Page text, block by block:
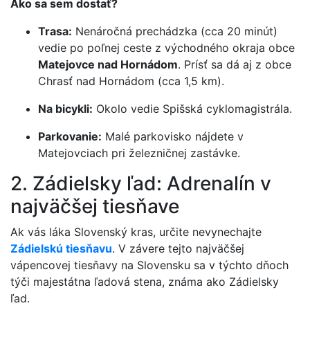
Ako sa sem dostať?
Trasa: Nenáročná prechádzka (cca 20 minút)
vedie po poľnej ceste z východného okraja obce
Matejovce nad Hornádom. Prísť sa dá aj z obce
Chrasť nad Hornádom (cca 1,5 km).
Na bicykli: Okolo vedie Spišská cyklomagistrála.
Parkovanie: Malé parkovisko nájdete v
Matejovciach pri železničnej zastávke.
2. Zádielsky ľad: Adrenalín v
najväčšej tiesňave
Ak vás láka Slovenský kras, určite nevynechajte
Zádielskú tiesňavu. V závere tejto najväčšej
vápencovej tiesňavy na Slovensku sa v týchto dňoch
týči majestátna ľadová stena, známa ako Zádielsky
ľad.